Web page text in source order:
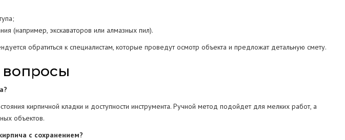
(например, экскаваторов или алмазных пил).
обратиться к специалистам, которые проведут осмотр объекта и предложат детальную смету.
вопросы
кирпичной кладки и доступности инструмента. Ручной метод подойдет для мелких работ, а
объектов.
с сохранением?